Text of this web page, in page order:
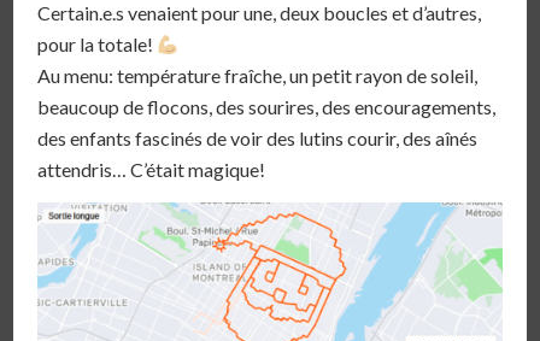
Certain.e.s venaient pour une, deux boucles et d’autres,
pour la totale!
Au menu: température fraîche, un petit rayon de soleil,
beaucoup de flocons, des sourires, des encouragements,
des enfants fascinés de voir des lutins courir, des aînés
attendris… C’était magique!